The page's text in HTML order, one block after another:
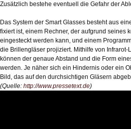
Zusätzlich bestehe eventuell die Gefahr der
Das System der Smart Glasses besteht aus
fixiert ist, einem Rechner, der aufgrund seines
eingesteckt werden kann, und einem
die Brillengläser projiziert. Mithilfe von Infrarot-
können der genaue Abstand und die Form
werden. Je näher sich ein Hindernis oder ein
Bild, das auf den durchsichtigen Gläsern
(Quelle: http://www.pressetext.de)